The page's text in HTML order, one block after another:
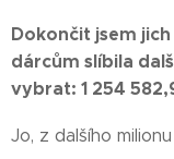
Dokončit jsem
dárcům slíbila
vybrat: 1 254
Jo, z dalšího